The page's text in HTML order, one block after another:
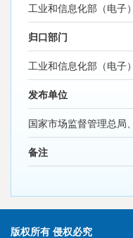
工业和信息化部（电子）
归口部门
工业和信息化部（电子）
发布单位
国家市场监督管理总局
备注
版权所有 侵权必究